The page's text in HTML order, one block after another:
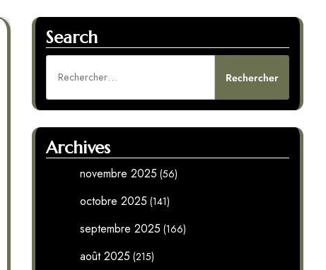
Search
Archives
novembre 2025 (56)
octobre 2025 (141)
septembre 2025 (166)
août 2025 (215)